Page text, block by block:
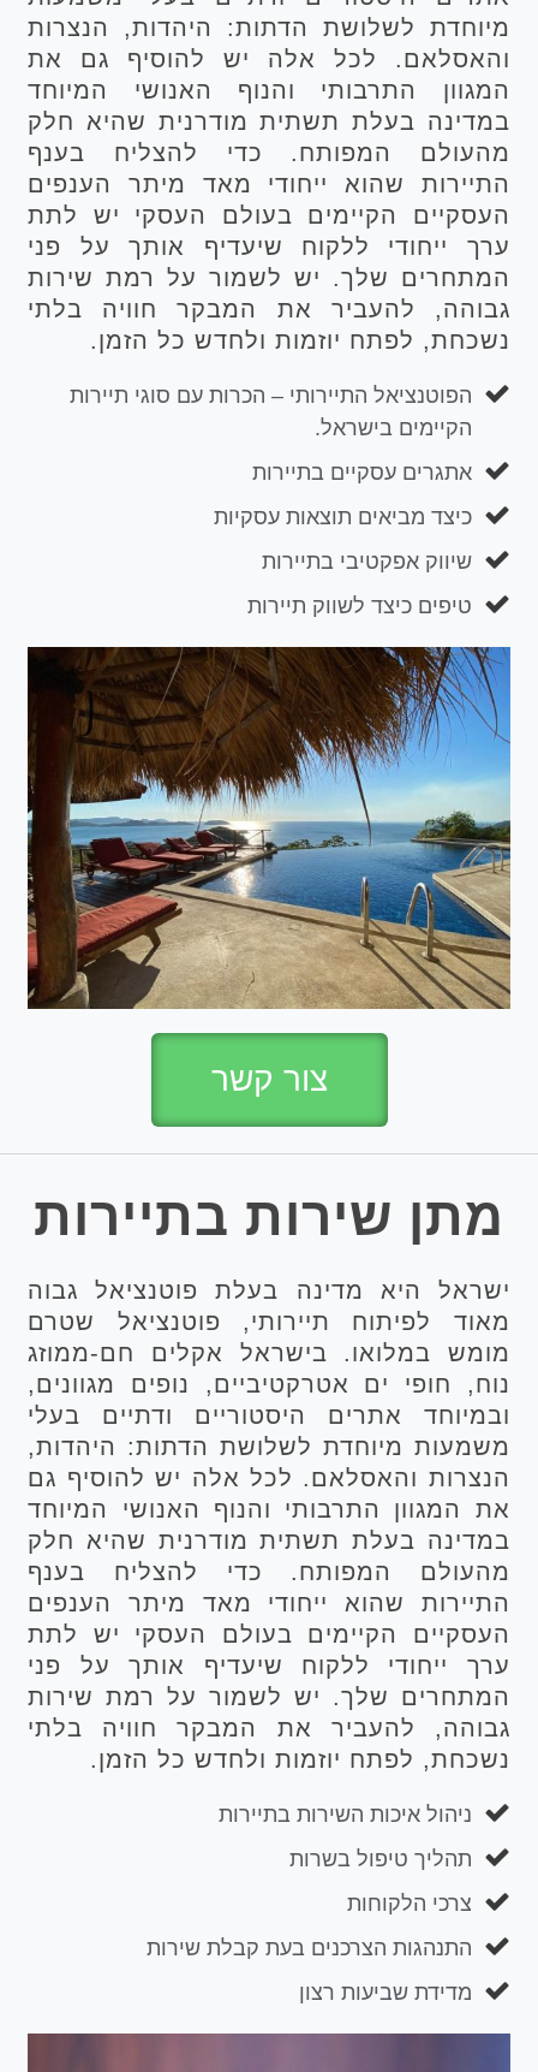
מיוחדת לשלושת הדתות: היהדות, הנצרות
והאסלאם. לכל אלה יש להוסיף גם את
המגוון התרבותי והנוף האנושי המיוחד
במדינה בעלת תשתית מודרנית שהיא חלק
מהעולם המפותח. כדי להצליח בענף
התיירות שהוא ייחודי מאד מיתר הענפים
העסקיים הקיימים בעולם העסקי יש לתת
ערך ייחודי ללקוח שיעדיף אותך על פני
המתחרים שלך. יש לשמור על רמת שירות
גבוהה, להעביר את המבקר חוויה בלתי
נשכחת, לפתח יוזמות ולחדש כל הזמן.
הפוטנציאל התיירותי – הכרות עם סוגי תיירות
הקיימים בישראל.
אתגרים עסקיים בתיירות
כיצד מביאים תוצאות עסקיות
שיווק אפקטיבי בתיירות
טיפים כיצד לשווק תיירות
צור קשר
מתן שירות בתיירות
ישראל היא מדינה בעלת פוטנציאל גבוה
מאוד לפיתוח תיירותי, פוטנציאל שטרם
מומש במלואו. בישראל אקלים חם-ממוזג
נוח, חופי ים אטרקטיביים, נופים מגוונים,
ובמיוחד אתרים היסטוריים ודתיים בעלי
משמעות מיוחדת לשלושת הדתות: היהדות,
הנצרות והאסלאם. לכל אלה יש להוסיף גם
את המגוון התרבותי והנוף האנושי המיוחד
במדינה בעלת תשתית מודרנית שהיא חלק
מהעולם המפותח. כדי להצליח בענף
התיירות שהוא ייחודי מאד מיתר הענפים
העסקיים הקיימים בעולם העסקי יש לתת
ערך ייחודי ללקוח שיעדיף אותך על פני
המתחרים שלך. יש לשמור על רמת שירות
גבוהה, להעביר את המבקר חוויה בלתי
נשכחת, לפתח יוזמות ולחדש כל הזמן.
ניהול איכות השירות בתיירות
תהליך טיפול בשרות
צרכי הלקוחות
התנהגות הצרכנים בעת קבלת שירות
מדידת שביעות רצון